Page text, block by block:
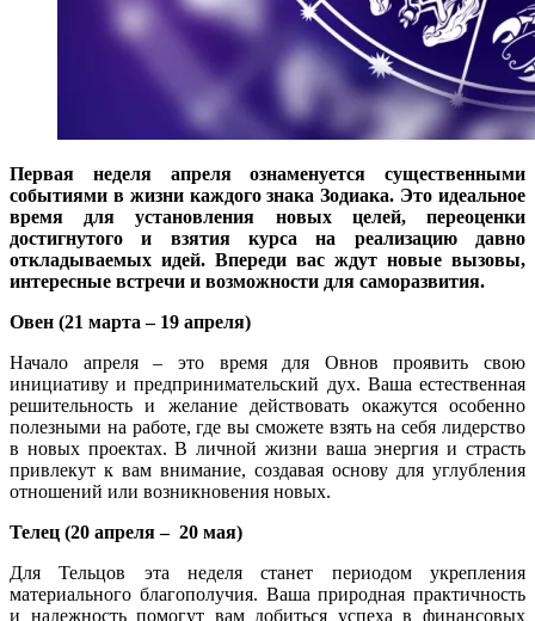
Первая неделя апреля ознаменуется существенными
событиями в жизни каждого знака Зодиака. Это идеальное
время для установления новых целей, переоценки
достигнутого и взятия курса на реализацию давно
откладываемых идей. Впереди вас ждут новые вызовы,
интересные встречи и возможности для саморазвития.
Овен (21 марта–19 апреля)
Начало апреля – это время для Овнов проявить свою
инициативу и предпринимательский дух. Ваша естественная
решительность и желание действовать окажутся особенно
полезными на работе, где вы сможете взять на себя лидерство
в новых проектах. В личной жизни ваша энергия и страсть
привлекут к вам внимание, создавая основу для углубления
отношений или возникновения новых.
Телец (20 апреля–20 мая)
Для Тельцов эта неделя станет периодом укрепления
материального благополучия. Ваша природная практичность
и надежность помогут вам добиться успеха в финансовых